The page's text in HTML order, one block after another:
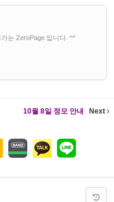
는 ZeroPage 입니다. ^^
10월 8일 정모 안내 Next